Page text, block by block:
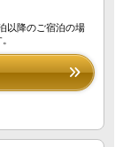
以降のご宿泊の場